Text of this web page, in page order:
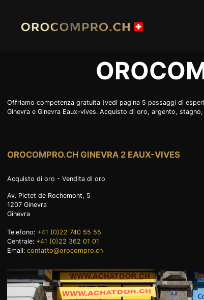
content
COMPRO PLATINO
NEGOZIO
ORO POSTALE
JOBS
+41 (0)22 362 01 01
Offriamo competenza gratuita (vedi pagina 5 passaggi di
Ginevra e Ginevra Eaux-vives. Acquisto di oro, argento,
OROCOMPRO.CH GINEVRA 2 EAUX-VIVES
Acquisto di oro - Vendita di oro
Av. Pictet de Rochemont, 5
1207 Ginevra
Ginevra
Telefono: +41 (0)22 740 55 55
Centrale: +41 (0)22 362 01 01
Email:contatto@orocompro.ch